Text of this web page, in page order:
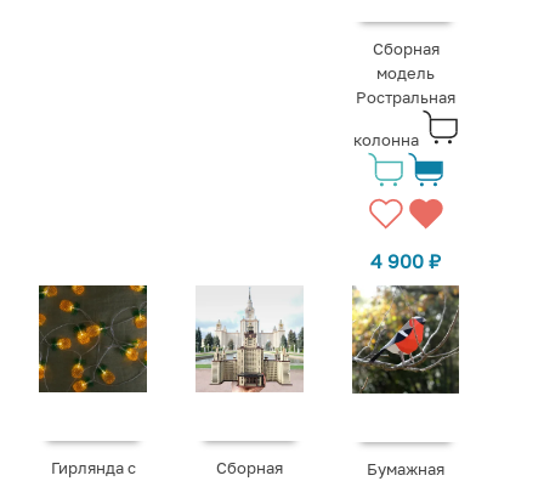
Сборная
модель
Ростральная
колонна
4 900₽
Гирлянда с
Сборная
Бумажная